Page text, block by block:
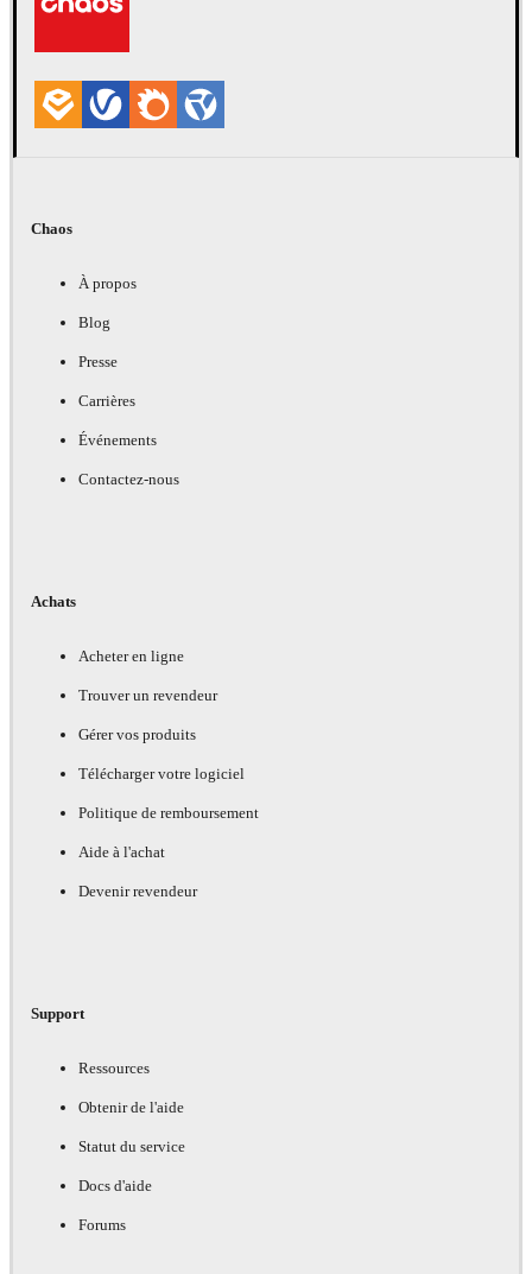
Chaos
À propos
Blog
Presse
Carrières
Événements
Contactez-nous
Achats
Acheter en ligne
Trouver un revendeur
Gérer vos produits
Télécharger votre logiciel
Politique de remboursement
Aide à l'achat
Devenir revendeur
Support
Ressources
Obtenir de l'aide
Statut du service
Docs d'aide
Forums